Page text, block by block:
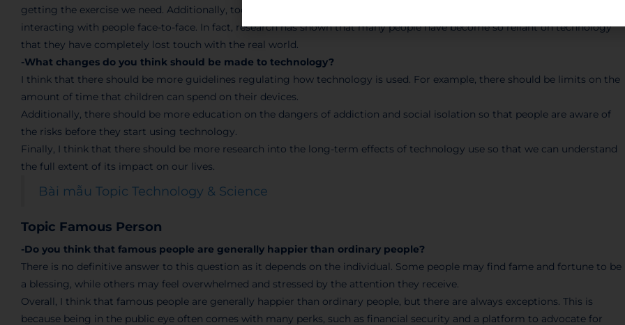
getting the exercise we need. Additionally, too much time spent on technology can lead to social isolation as we stop
interacting with people face-to-face. In fact, research has shown that many people have become so reliant on technology
that they have completely lost touch with the real world.
-What changes do you think should be made to technology?
I think that there should be more guidelines regulating how technology is used. For example, there should be limits on the
amount of time that children can spend on their devices.
Additionally, there should be more education on the dangers of addiction and social isolation so that people are aware of
the risks before they start using technology.
Finally, I think that there should be more research into the long-term effects of technology use so that we can understand
the full extent of its impact on our lives.
Bài mẫu Topic Technology & Science
Topic Famous Person
-Do you think that famous people are generally happier than ordinary people?
There is no definitive answer to this question as it depends on the individual. Some people may find fame and fortune to be
a blessing, while others may feel overwhelmed and stressed by the attention they receive.
Overall, I think that famous people are generally happier than ordinary people, but there are always exceptions. This is
because being in the public eye often comes with many perks, such as financial security and a platform to advocate for